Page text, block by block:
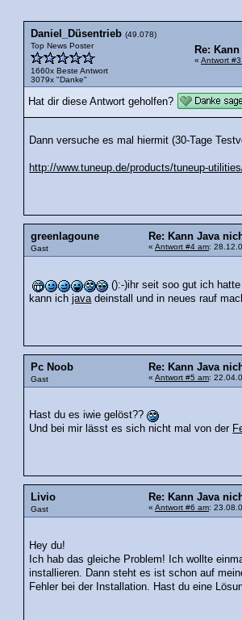
Daniel_Düsentrieb (49.078)
Top News Poster
1660x Beste Antwort
3079x "Danke"
Re:
« Antwort
Hat dir diese Antwort geholfen?
Dann versuche es mal hiermit (30-Tage
http://www.tuneup.de/products/tuneup-
greenlagoune
Gast
Re: Kann Java
« Antwort #4 am:
():-)ihr seit soo gut ich
kann ichjava deinstall und in neues rauf
Pc Noob
Gast
Re: Kann Java
« Antwort #5 am:
Hast du es iwie gelöst??
Und bei mir lässt es sich nicht mal von der
Livio
Gast
Re: Kann Java
« Antwort #6 am:
Hey du!
Ich hab das gleiche Problem! Ich wollte
installieren. Dann steht es ist schon auf
Fehler bei der Installation. Hast du eine